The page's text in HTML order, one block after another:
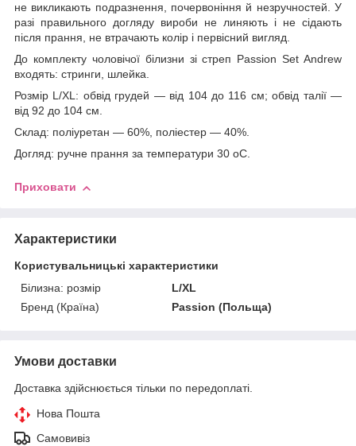
не викликають подразнення, почервоніння й незручностей. У
разі правильного догляду вироби не линяють і не сідають
після прання, не втрачають колір і первісний вигляд.
До комплекту чоловічої білизни зі стреп Passion Set Andrew
входять: стринги, шлейка.
Розмір L/XL: обвід грудей — від 104 до 116 см; обвід талії —
від 92 до 104 см.
Склад: поліуретан — 60%, поліестер — 40%.
Догляд: ручне прання за температури 30 oС.
Приховати
Характеристики
Користувальницькі характеристики
Білизна: розмір
L/XL
Бренд (Країна)
Passion (Польща)
Умови доставки
Доставка здійснюється тільки по передоплаті.
Нова Пошта
Самовивіз